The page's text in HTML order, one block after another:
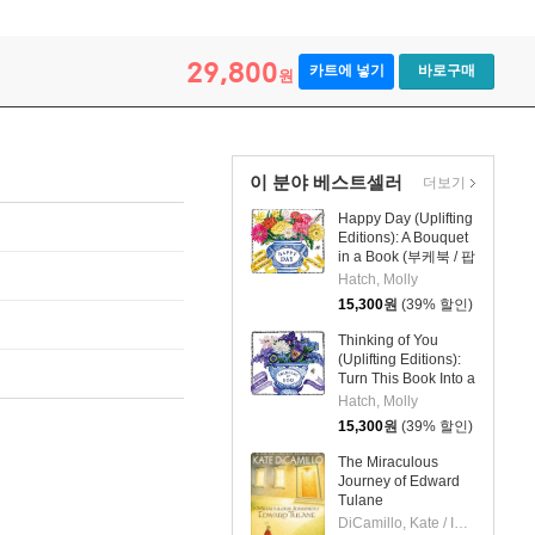
29,800원 카트에 넣기 바로구매
이 분야 베스트셀러
Happy Day (Uplifting
Editions): A Bouquet
in a Book (부케북 / 팝
업북)
Hatch, Molly
15,300원 (39% 할인)
Thinking of You
(Uplifting Editions):
Turn This Book Into a
Bouquet (부케북 / 팝
업북)
Hatch, Molly
15,300원 (39% 할인)
The Miraculous
Journey of Edward
Tulane
DiCamillo, Kate / Ibatoulline, Bagram
더보기